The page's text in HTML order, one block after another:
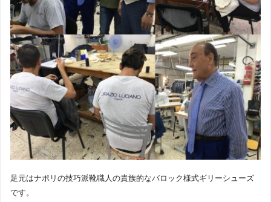
足元はナポリの技巧派靴職人の貴族的なバロック様式ギリーシューズ
です。